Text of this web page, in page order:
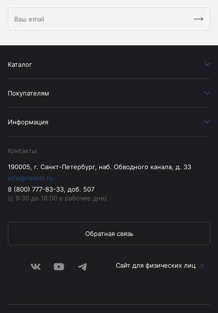
Каталог
Покупателям
Информация
Контакты
190005, г. Санкт-Петербург, наб. Обводного канала, д. 33
info@riester.ru
8 (800) 777-83-33, доб. 507
(с 9:30 до 18:00 в рабочие дни)
Обратная связь
Сайт для физических лиц